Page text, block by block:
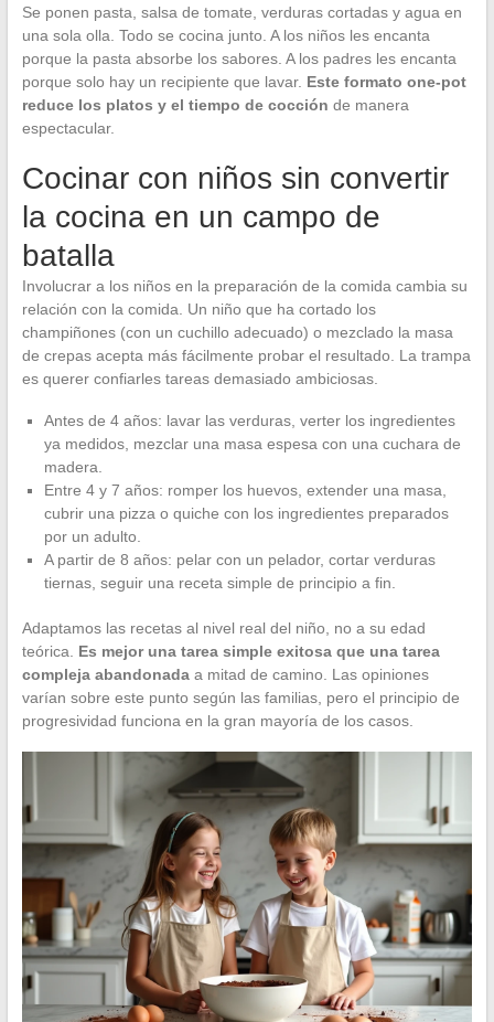
Se ponen pasta, salsa de tomate, verduras cortadas y agua en
una sola olla. Todo se cocina junto. A los niños les encanta
porque la pasta absorbe los sabores. A los padres les encanta
porque solo hay un recipiente que lavar. Este formato one-pot
reduce los platos y el tiempo de cocción de manera
espectacular.
Cocinar con niños sin convertir
la cocina en un campo de
batalla
Involucrar a los niños en la preparación de la comida cambia su
relación con la comida. Un niño que ha cortado los
champiñones (con un cuchillo adecuado) o mezclado la masa
de crepas acepta más fácilmente probar el resultado. La trampa
es querer confiarles tareas demasiado ambiciosas.
Antes de 4 años: lavar las verduras, verter los ingredientes
ya medidos, mezclar una masa espesa con una cuchara de
madera.
Entre 4 y 7 años: romper los huevos, extender una masa,
cubrir una pizza o quiche con los ingredientes preparados
por un adulto.
A partir de 8 años: pelar con un pelador, cortar verduras
tiernas, seguir una receta simple de principio a fin.
Adaptamos las recetas al nivel real del niño, no a su edad
teórica. Es mejor una tarea simple exitosa que una tarea
compleja abandonadaa mitad de camino. Las opiniones
varían sobre este punto según las familias, pero el principio de
progresividad funciona en la gran mayoría de los casos.